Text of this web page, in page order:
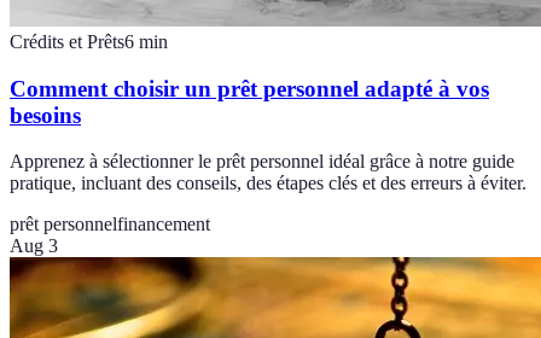
Crédits et Prêts6 min
Comment choisir un prêt personnel adapté à vos
besoins
Apprenez à sélectionner le prêt personnel idéal grâce à notre guide
pratique, incluant des conseils, des étapes clés et des erreurs à éviter.
prêt personnelfinancement
Aug 3